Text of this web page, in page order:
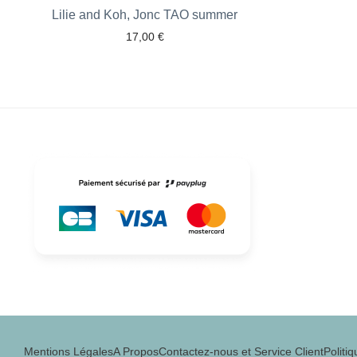
Lilie and Koh, Jonc TAO summer
17,00 €
Mentions LégalesA ProposContactez-nous et Service Client